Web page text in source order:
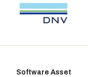
Software Asset